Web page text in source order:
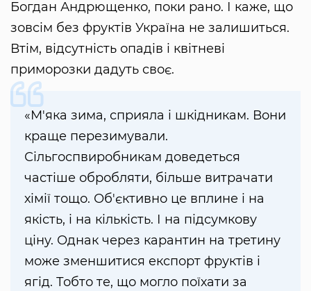
Богдан Андрющенко, поки рано. І каже, що
зовсім без фруктів Україна не залишиться.
Втім, відсутність опадів і квітневі
приморозки дадуть своє.
«М'яка зима, сприяла і шкідникам. Вони
краще перезимували.
Сільгоспвиробникам доведеться
частіше обробляти, більше витрачати
хімії тощо. Об'єктивно це вплине і на
якість, і на кількість. І на підсумкову
ціну. Однак через карантин на третину
може зменшитися експорт фруктів і
ягід. Тобто те, що могло поїхати за